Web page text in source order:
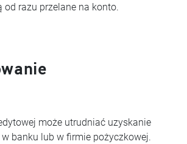
od razu przelane na konto.
może utrudniać uzyskanie
banku lub w firmie pożyczkowej.